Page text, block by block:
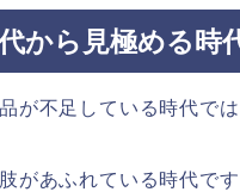
から見極める時
が不足している時代では
があふれている時代です